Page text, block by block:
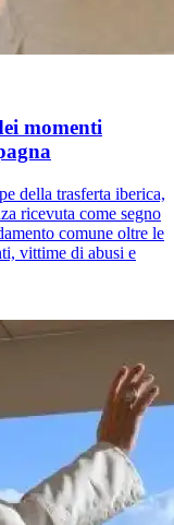
momenti
della trasferta iberica,
ricevuta come segno
comune oltre le
vittime di abusi e